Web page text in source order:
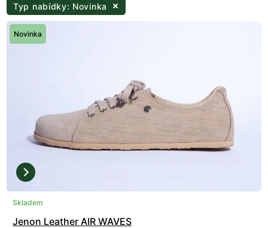
Typ nabídky: Novinka
Novinka
Skladem
Jenon Leather AIR WAVES